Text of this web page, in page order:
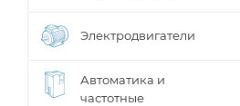
Электродвигатели
Автоматика и
частотные